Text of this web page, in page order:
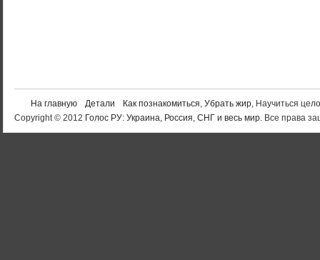
На главную Детали Как познакомиться, Убрать жир, Научиться
Copyright © 2012 Голос РУ: Украина, Россия, СНГ и весь мир. Все права